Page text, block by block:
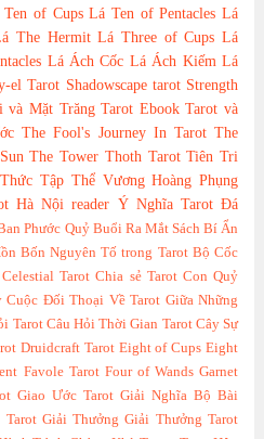
of Cups Lá Ten of Pentacles Lá
The Hermit Lá Three of Cups Lá
Lá Ách Cốc Lá Ách Kiếm Lá
el Tarot Shadowscape tarot Strength
và Mặt Trăng Tarot Ebook Tarot và
The Fool's Journey In Tarot The
The Tower Thoth Tarot Tiên Tri
Tập Thể Vương Hoàng Phụng
Hà Nội reader Ý Nghĩa Tarot Đá
Phước Quỷ Buổi Ra Mắt Sách Bí Ẩn
Bốn Nguyên Tố trong Tarot Bộ Cốc
Celestial Tarot Chia sẻ Tarot Con Quỷ
Cuộc Đối Thoại Về Tarot Giữa Những
Tarot Câu Hỏi Thời Gian Tarot Cây Sự
Druidcraft Tarot Eight of Cups Eight
Favole Tarot Four of Wands Garnet
Giao Ước Tarot Giải Nghĩa Bộ Bài
Tarot Giải Thưởng Giải Thưởng Tarot